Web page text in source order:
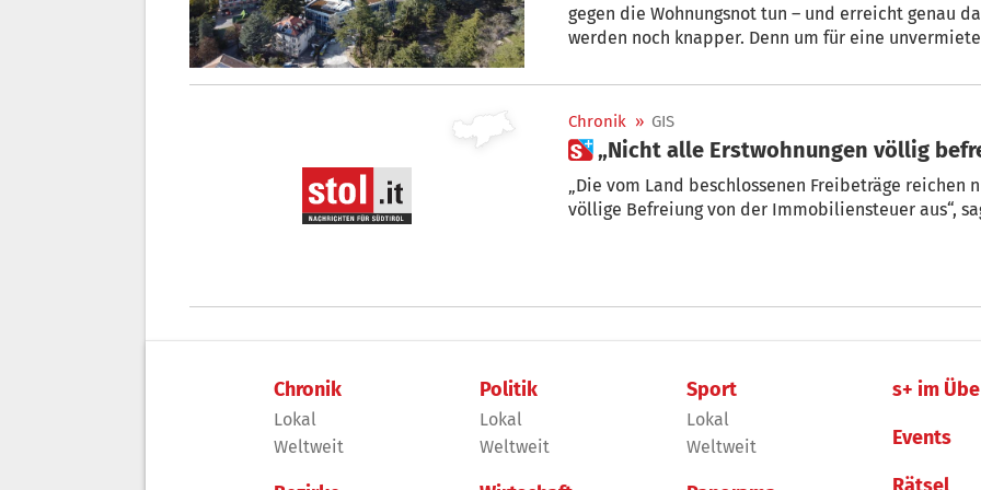
gegen die Wohnungsnot tun – und erreicht genau
werden noch knapper. Denn um für eine unvermietete Wohnung nicht die Extra-GIS
Das Beispiel Meran zeigt, was schief läuft.
Chronik » GIS
 „Nicht alle Erstwohnungen völlig
„Die vom Land beschlossenen Freibeträge
völlige Befreiung von der Immobiliensteuer aus“,
Chronik
Lokal
Weltweit
Politik
Lokal
Weltweit
Sport
Lokal
Weltweit
s+ im
Events